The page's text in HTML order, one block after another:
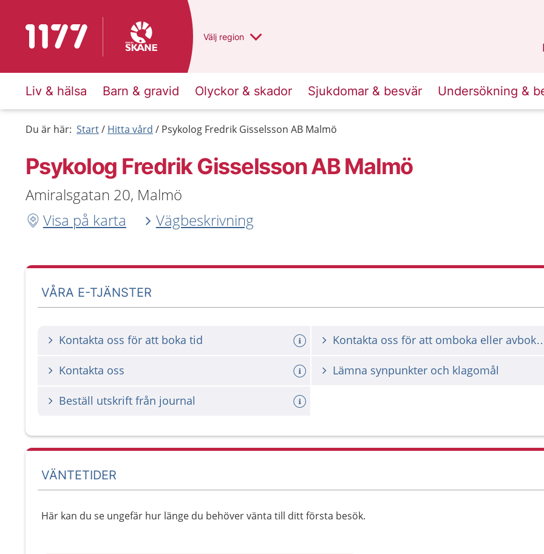
Till startsidan för 1177 Du har valt region
Välj en annan
region
Liv & hälsa Barn & gravid Olyckor & skador Sjukdomar & besvär Undersökning &
Du är här: Start Hitta vård Psykolog Fredrik Gisselsson AB Malmö
Psykolog Fredrik Gisselsson AB Malmö
Amiralsgatan 20, Malmö
Visa på karta
Vägbeskrivning
VÅRA E-TJÄNSTER
Kontakta oss för att boka tid Kontakta oss för
Kontakta oss Lämna synpunkter och klagomål
Beställ utskrift från journal
VÄNTETIDER
Här kan du se ungefär hur länge du behöver vänta till ditt första besök.